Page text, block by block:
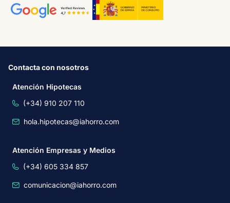
Contacta con nosotros
Atención Hipotecas
(+34) 910 207 110
hola.hipotecas@iahorro.com
Atención Empresas y Medios
(+34) 605 334 857
comunicacion@iahorro.com